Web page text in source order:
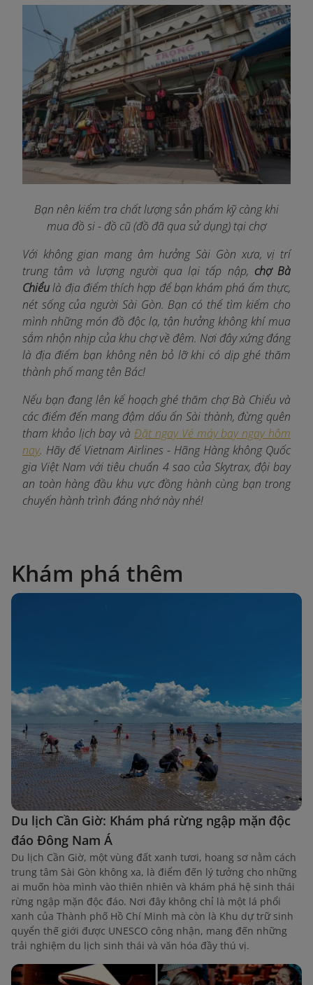
Bạn nên kiểm tra chất lượng sản phẩm kỹ càng khi
mua đồ si - đồ cũ (đồ đã qua sử dụng) tại chợ
Với không gian mang âm hưởng Sài Gòn xưa, vị trí
trung tâm và lượng người qua lại tấp nập, chợ Bà
Chiểulà địa điểm thích hợp để bạn khám phá ẩm thực,
nét sống của người Sài Gòn. Bạn có thể tìm kiếm cho
mình những món đồ độc lạ, tận hưởng không khí mua
sắm nhộn nhịp của khu chợ về đêm. Nơi đây xứng đáng
là địa điểm bạn không nên bỏ lỡ khi có dịp ghé thăm
thành phố mang tên Bác!
Nếu bạn đang lên kế hoạch ghé thăm chợ Bà Chiểu và
các điểm đến mang đậm dấu ấn Sài thành, đừng quên
tham khảo lịch bay và Đặt ngay Vé máy bay ngay hôm
nay. Hãy để Vietnam Airlines - Hãng Hàng không Quốc
gia Việt Nam với tiêu chuẩn 4 sao của Skytrax, đội bay
an toàn hàng đầu khu vực đồng hành cùng bạn trong
chuyến hành trình đáng nhớ này nhé!
Khám phá thêm
Du lịch Cần Giờ: Khám phá rừng ngập mặn độc
đáo Đông Nam Á
Du lịch Cần Giờ, một vùng đất xanh tươi, hoang sơ nằm cách
trung tâm Sài Gòn không xa, là điểm đến lý tưởng cho những
ai muốn hòa mình vào thiên nhiên và khám phá hệ sinh thái
rừng ngập mặn độc đáo. Nơi đây không chỉ là một lá phổi
xanh của Thành phố Hồ Chí Minh mà còn là Khu dự trữ sinh
quyển thế giới được UNESCO công nhận, mang đến những
trải nghiệm du lịch sinh thái và văn hóa đầy thú vị.